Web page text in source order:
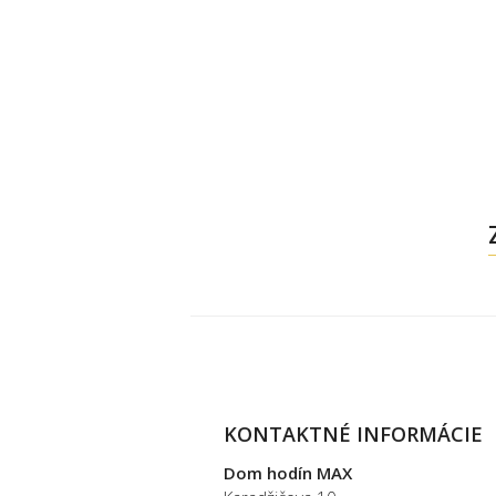
KONTAKTNÉ INFORMÁCIE
Dom hodín MAX